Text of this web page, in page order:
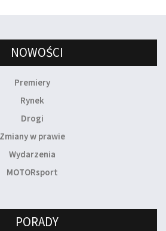
NOWOŚCI
Premiery
Rynek
Drogi
Zmiany w prawie
Wydarzenia
MOTORsport
PORADY